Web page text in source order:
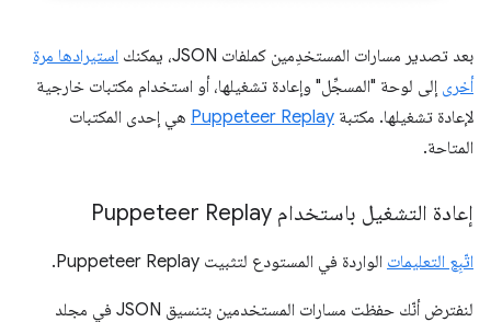
بعد تصدير مسارات المستخدِمين كملفات JSON، يمكنك
استيرادها مرة
أخرى إلى لوحة "المسجِّل" وإعادة تشغيلها، أو استخدام مكتبات خارجية
لإعادة تشغيلها. مكتبة Puppeteer Replay هي إحدى المكتبات
المتاحة.
إعادة التشغيل باستخدام Puppeteer Replay
اتّبِع التعليمات الواردة في المستودع لتثبيت Puppeteer Replay.
لنفترض أنّك حفظت مسارات المستخدمين بتنسيق JSON في مجلد